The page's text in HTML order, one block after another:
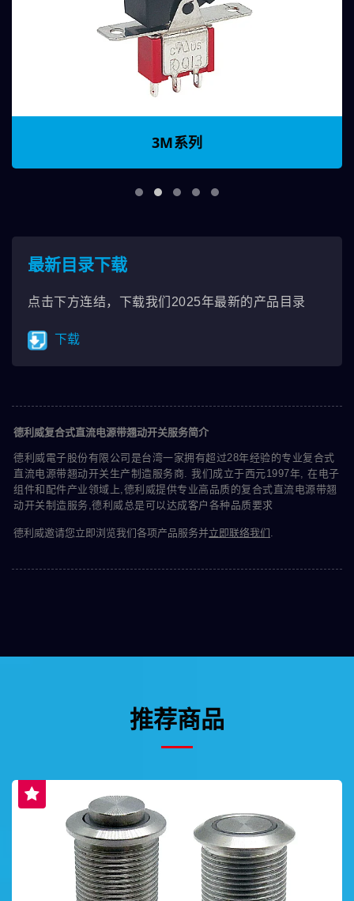
3M系列
最新目录下载
点击下方连结，下载我们2025年最新的产品目录
下载
德利威复合式直流电源带翘动开关服务简介
德利威電子股份有限公司是台湾一家拥有超过28年经验的专业复合式
直流电源带翘动开关生产制造服务商. 我们成立于西元1997年, 在电子
组件和配件产业领域上,德利威提供专业高品质的复合式直流电源带翘
动开关制造服务,德利威总是可以达成客户各种品质要求
德利威邀请您立即浏览我们各项产品服务并立即联络我们
推荐商品